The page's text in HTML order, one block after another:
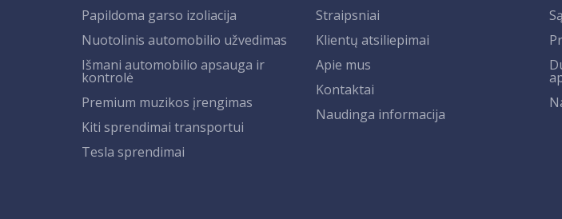
Papildoma garso izoliacija
Nuotolinis automobilio užvedimas
Išmani automobilio apsauga ir
kontrolė
Premium muzikos įrengimas
Kiti sprendimai transportui
Tesla sprendimai
Straipsniai
Klientų atsiliepimai
Apie mus
Kontaktai
Naudinga informacija